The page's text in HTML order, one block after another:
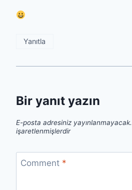
Yanıtla
Bir yanıt yazın
E-posta adresiniz yayınlanmayacak.
işaretlenmişlerdir
Comment *